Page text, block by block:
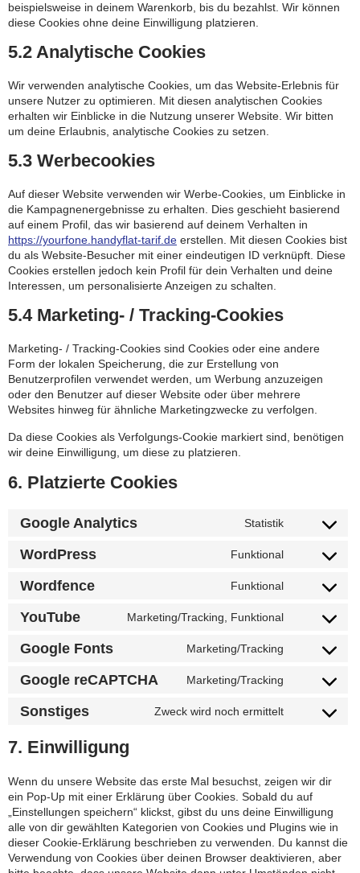
beispielsweise in deinem Warenkorb, bis du bezahlst. Wir können
diese Cookies ohne deine Einwilligung platzieren.
5.2 Analytische Cookies
Wir verwenden analytische Cookies, um das Website-Erlebnis für
unsere Nutzer zu optimieren. Mit diesen analytischen Cookies
erhalten wir Einblicke in die Nutzung unserer Website. Wir bitten
um deine Erlaubnis, analytische Cookies zu setzen.
5.3 Werbecookies
Auf dieser Website verwenden wir Werbe-Cookies, um Einblicke in
die Kampagnenergebnisse zu erhalten. Dies geschieht basierend
auf einem Profil, das wir basierend auf deinem Verhalten in
https://yourfone.handyflat-tarif.de erstellen. Mit diesen Cookies bist
du als Website-Besucher mit einer eindeutigen ID verknüpft. Diese
Cookies erstellen jedoch kein Profil für dein Verhalten und deine
Interessen, um personalisierte Anzeigen zu schalten.
5.4 Marketing- / Tracking-Cookies
Marketing- / Tracking-Cookies sind Cookies oder eine andere
Form der lokalen Speicherung, die zur Erstellung von
Benutzerprofilen verwendet werden, um Werbung anzuzeigen
oder den Benutzer auf dieser Website oder über mehrere
Websites hinweg für ähnliche Marketingzwecke zu verfolgen.
Da diese Cookies als Verfolgungs-Cookie markiert sind, benötigen
wir deine Einwilligung, um diese zu platzieren.
6. Platzierte Cookies
Google Analytics Statistik
Consent to
google-
WordPress Funktional
Consent to
wordpress
Wordfence Funktional
Consent to
wordfence
YouTube Marketing/Tracking, Funktional
Consent to
youtube
Google Fonts Marketing/Tracking
Consent to
google-fonts
Google reCAPTCHA Marketing/Tracking
Consent to
google-
Sonstiges Zweck wird noch ermittelt
Consent to
7. Einwilligung
Wenn du unsere Website das erste Mal besuchst, zeigen wir dir
ein Pop-Up mit einer Erklärung über Cookies. Sobald du auf
„Einstellungen speichern“ klickst, gibst du uns deine Einwilligung
alle von dir gewählten Kategorien von Cookies und Plugins wie in
dieser Cookie-Erklärung beschrieben zu verwenden. Du kannst die
Verwendung von Cookies über deinen Browser deaktivieren, aber